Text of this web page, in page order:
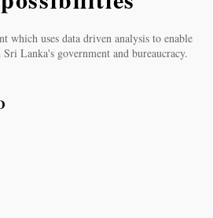
which uses data driven analysis to enable
Lanka's government and bureaucracy.